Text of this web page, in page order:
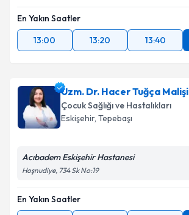
En Yakın Saatler
13:00
13:20 13:40
Uzm. Dr. Hacer Tuğça Malişi
Çocuk Sağlığı ve Hastalıkları
Eskişehir, Tepebaşı
Acıbadem Eskişehir Hastanesi
Hoşnudiye, 734 Sk No:19
En Yakın Saatler